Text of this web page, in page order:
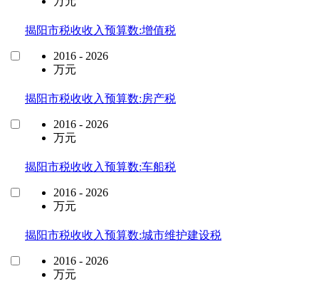
揭阳市税收收入预算数:增值税
2016 - 2026
万元
揭阳市税收收入预算数:房产税
2016 - 2026
万元
揭阳市税收收入预算数:车船税
2016 - 2026
万元
揭阳市税收收入预算数:城市维护建设税
2016 - 2026
万元